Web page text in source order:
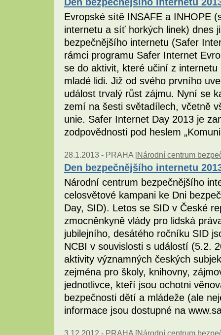
Evropské sítě INSAFE a INHOPE
internetu a síť horkých linek) dnes
bezpečnějšího internetu (Safer
rámci programu Safer Internet
se do aktivit, které učiní z
mladé lidi. Již od svého prvního
událost trvalý růst zájmu. Nyní se
zemí na šesti světadílech, včetně
unie. Safer Internet Day 2013 je
zodpovědnosti pod heslem
28.1.2013 - PRAHA [Národní centrum
Den bezpečnějšího internetu
Národní centrum bezpečnějšího
celosvětové kampani ke Dni
Day, SID). Letos se SID v České
zmocněnkyně vlády pro lidská
jubilejního, desátého ročníku SID
NCBI v souvislosti s událostí (5.2.
aktivity významných českých
zejména pro školy, knihovny,
jednotlivce, kteří jsou ochotni
bezpečnosti dětí a mládeže (ale
informace jsou dostupné na
3.12.2012 - PRAHA [Národní centrum